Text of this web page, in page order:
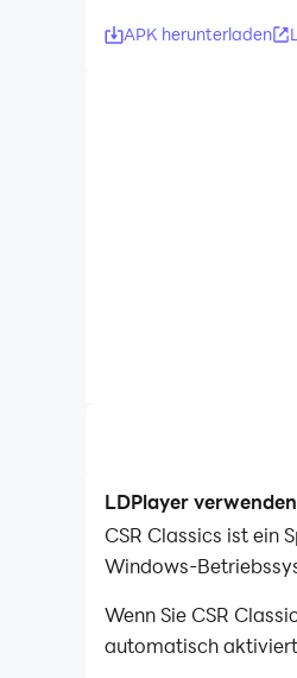
APK herunterladen
LDPlayer
CSR Classics ist ein
Windows-
Wenn Sie CSR
automatisch aktiviert